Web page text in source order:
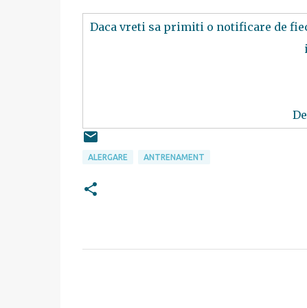
Daca vreti sa primiti o notificare de
ALERGARE ANTRENAMENT